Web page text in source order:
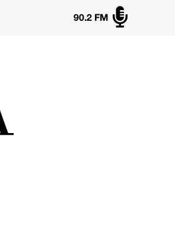

90.2 FM